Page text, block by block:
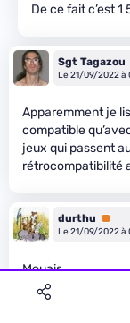
De ce fait c’est 1
Sgt Tagazou
Le 21/09/2022 à
Apparemment je
compatible
jeux qui passent
rétrocompatibilité
durthu
Le 21/09/2022 à
Mouais …